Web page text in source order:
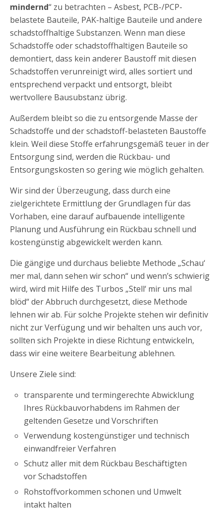
mindernd“ zu betrachten – Asbest, PCB-/PCP-
belastete Bauteile, PAK-haltige Bauteile und andere
schadstoffhaltige Substanzen. Wenn man diese
Schadstoffe oder schadstoffhaltigen Bauteile so
demontiert, dass kein anderer Baustoff mit diesen
Schadstoffen verunreinigt wird, alles sortiert und
entsprechend verpackt und entsorgt, bleibt
wertvollere Bausubstanz übrig.
Außerdem bleibt so die zu entsorgende Masse der
Schadstoffe und der schadstoff-belasteten Baustoffe
klein. Weil diese Stoffe erfahrungsgemäß teuer in der
Entsorgung sind, werden die Rückbau- und
Entsorgungskosten so gering wie möglich gehalten.
Wir sind der Überzeugung, dass durch eine
zielgerichtete Ermittlung der Grundlagen für das
Vorhaben, eine darauf aufbauende intelligente
Planung und Ausführung ein Rückbau schnell und
kostengünstig abgewickelt werden kann.
Die gängige und durchaus beliebte Methode „Schau‘
mer mal, dann sehen wir schon“ und wenn’s schwierig
wird, wird mit Hilfe des Turbos „Stell‘ mir uns mal
blöd“ der Abbruch durchgesetzt, diese Methode
lehnen wir ab. Für solche Projekte stehen wir definitiv
nicht zur Verfügung und wir behalten uns auch vor,
sollten sich Projekte in diese Richtung entwickeln,
dass wir eine weitere Bearbeitung ablehnen.
Unsere Ziele sind:
transparente und termingerechte Abwicklung
Ihres Rückbauvorhabdens im Rahmen der
geltenden Gesetze und Vorschriften
Verwendung kostengünstiger und technisch
einwandfreier Verfahren
Schutz aller mit dem Rückbau Beschäftigten
vor Schadstoffen
Rohstoffvorkommen schonen und Umwelt
intakt halten